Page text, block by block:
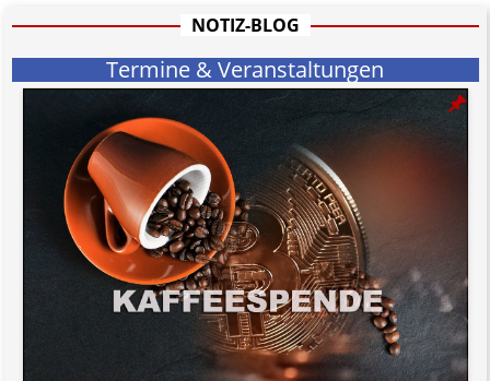
Bitte beachten Sie in dem Zusammenhang auch unsereAGB.
NOTIZ-BLOG
Termine & Veranstaltungen